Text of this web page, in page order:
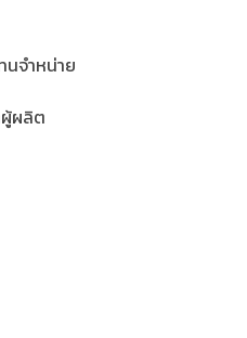
นจำหน่าย
ผู้ผลิต